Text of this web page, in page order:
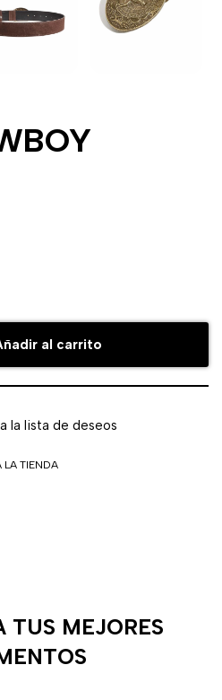
al carrito
la lista de deseos
LA TIENDA
TUS MEJORES